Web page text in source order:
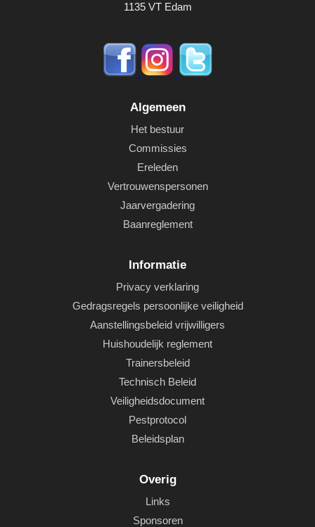
1135 VT Edam
Algemeen
Het bestuur
Commissies
Ereleden
Vertrouwenspersonen
Jaarvergadering
Baanreglement
Informatie
Privacy verklaring
Gedragsregels persoonlijke veiligheid
Aanstellingsbeleid vrijwilligers
Huishoudelijk reglement
Trainersbeleid
Technisch Beleid
Veiligheidsdocument
Pestprotocol
Beleidsplan
Overig
Links
Sponsoren